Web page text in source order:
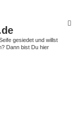
gesiedet und willst
Dann bist Du hier